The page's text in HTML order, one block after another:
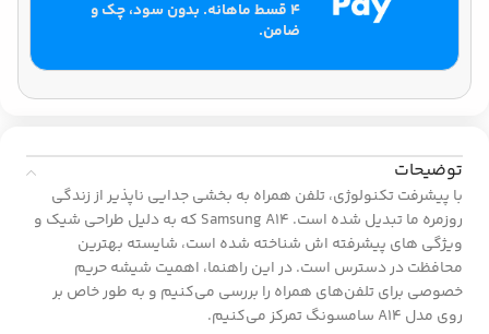
۴ قسط ماهانه. بدون سود، چک و
ضامن.
توضیحات
با پیشرفت تکنولوژی، تلفن همراه به بخشی جدایی ناپذیر از زندگی
روزمره ما تبدیل شده است. Samsung A14 که به دلیل طراحی شیک و
ویژگی های پیشرفته اش شناخته شده است، شایسته بهترین
محافظت در دسترس است. در این راهنما، اهمیت شیشه حریم
خصوصی برای تلفن‌های همراه را بررسی می‌کنیم و به طور خاص بر
روی مدل A14 سامسونگ تمرکز می‌کنیم.